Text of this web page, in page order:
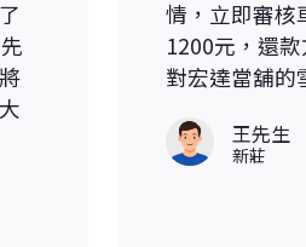
情，立即審核
1200元，還
對宏達當舖的
王先生
新莊